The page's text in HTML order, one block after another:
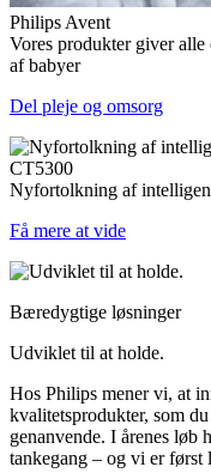
Philips Avent
Vores produkter giver alle
af babyer
Del pleje og omsorg
CT5300
Nyfortolkning af
Få mere at vide
Bæredygtige løsninger
Udviklet til at holde.
Hos Philips mener vi, at
kvalitetsprodukter, som
genanvende. I årenes løb
tankegang – og vi er først